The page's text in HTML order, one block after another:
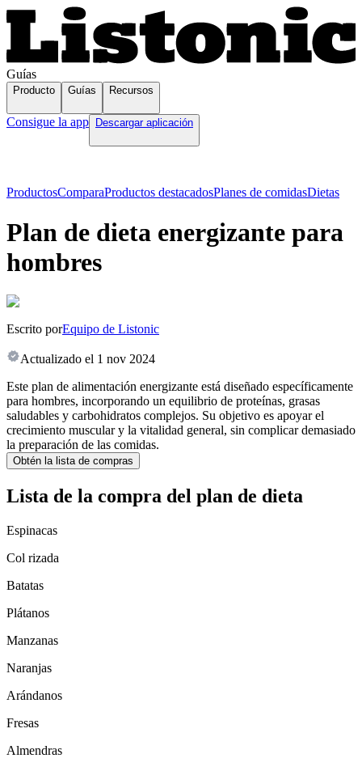
Guías
Producto Guías Recursos
Consigue la app Descargar aplicación
ProductosComparaProductos destacadosPlanes de comidasDietas
Plan de dieta energizante para
hombres
Escrito porEquipo de Listonic
Actualizado el 1 nov 2024
Este plan de alimentación energizante está diseñado específicamente
para hombres, incorporando un equilibrio de proteínas, grasas
saludables y carbohidratos complejos. Su objetivo es apoyar el
crecimiento muscular y la vitalidad general, sin complicar demasiado
la preparación de las comidas.
Obtén la lista de compras
Lista de la compra del plan de dieta
Espinacas
Col rizada
Batatas
Plátanos
Manzanas
Naranjas
Arándanos
Fresas
Almendras